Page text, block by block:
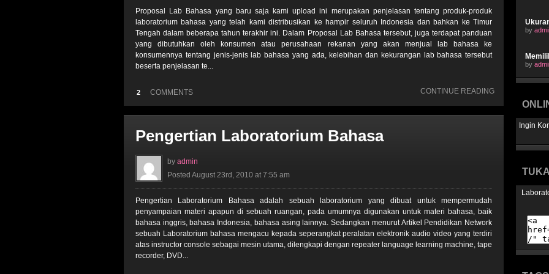
Proposal Lab Bahasa yang baru saja kami upload ini merupakan penjelasan tentang produk-produk
laboratorium bahasa yang telah kami distribusikan ke hampir seluruh Indonesia dan bahkan ke Timur
Tengah dalam beberapa tahun terakhir ini. Dalam Proposal Lab Bahasa tersebut, juga terdapat panduan
yang dibutuhkan oleh konsumen atau perusahaan rekanan yang akan menjual lab bahasa ke
konsumennya tentang jenis-jenis lab bahasa yang ada, kelebihan dan kekurangan lab bahasa tersebut
beserta penjelasan te...
2 COMMENTS CONTINUE READING
Pengertian Laboratorium Bahasa
by admin
Posted August 23rd, 2010 at 7:55 am
Pengertian Laboratorium Bahasa adalah sebuah laboratorium yang dibuat untuk mempermudah
penyampaian materi apapun di sebuah ruangan, pada umumnya digunakan untuk materi bahasa, baik
bahasa inggris, bahasa Indonesia, bahasa asing lainnya. Sedangkan menurut Artikel Pendidikan Network
sebuah Laboratorium bahasa mengacu kepada seperangkat peralatan elektronik audio video yang terdiri
atas instructor console sebagai mesin utama, dilengkapi dengan repeater language learning machine, tape
recorder, DVD...
by
by
Ingin